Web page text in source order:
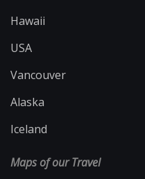
Hawaii
USA
Vancouver
Alaska
Iceland
Maps of our Travel